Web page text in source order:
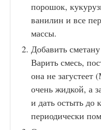
порошок,
ванилин и все
массы.
Добавить
Варить смесь,
она не загустеет
очень жидкой, а
и дать остыть до
периодически